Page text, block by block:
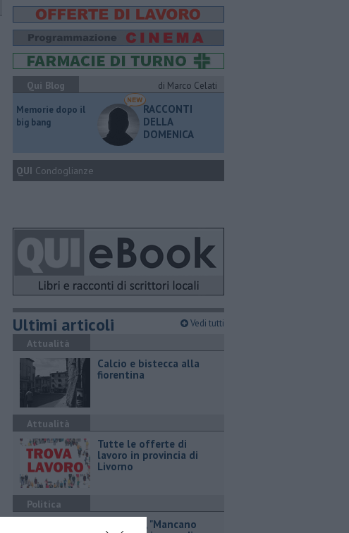
Qui Blog
di Marco Celati
Memorie dopo il
big bang
RACCONTI
DELLA
DOMENICA
QUI Condoglianze
Ultimi articoli Vedi tutti
Attualità
Calcio e bistecca alla
fiorentina
Attualità
​Tutte le offerte di
lavoro in provincia di
Livorno
Politica
Via Cerrini, "Mancano